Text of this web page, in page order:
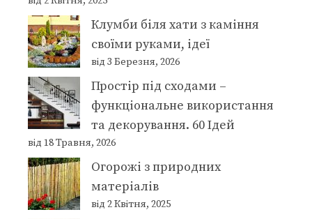
Клумби біля хати з каміння
своїми руками, ідеї
від 3 Березня, 2026
Простір під сходами –
функціональне використання
та декорування. 60 Ідей
від 18 Травня, 2026
Огорожі з природних
матеріалів
від 2 Квітня, 2025